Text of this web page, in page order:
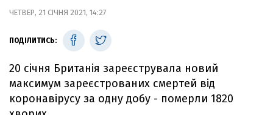
ЧЕТВЕР, 21 СІЧНЯ 2021, 14:27
ПОДІЛИТИСЬ:
20 січня Британія зареєструвала новий
максимум зареєстрованих смертей від
коронавірусу за одну добу - померли 1820